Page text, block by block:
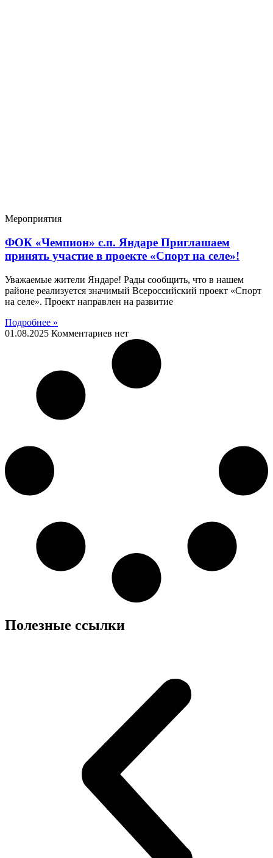
Мероприятия
ФОК «Чемпион» с.п. Яндаре Приглашаем
принять участие в проекте «Спорт на селе»!
Уважаемые жители Яндаре! Рады сообщить, что в нашем
районе реализуется значимый Всероссийский проект «Спорт
на селе». Проект направлен на развитие
Подробнее »
01.08.2025 Комментариев нет
Полезные ссылки